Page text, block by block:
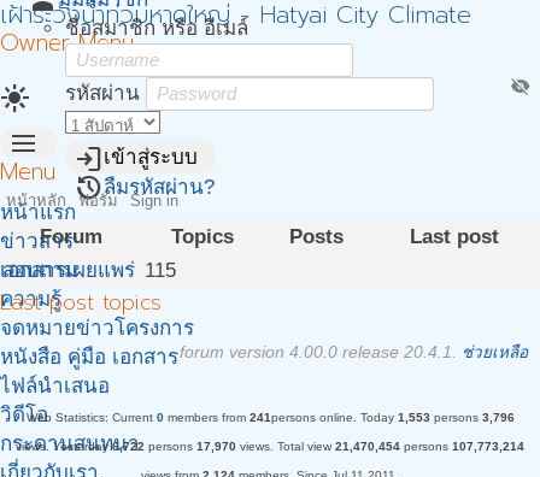
เฝ้าระวังน้ำท่วมหาดใหญ่ - Hatyai City Climate
Owner Menu
light_mode
ชื่อสมาชิก หรือ อีเมล์
รหัสผ่าน visibility_off
loginเข้าสู่ระบบ
restoreลืมรหัสผ่าน?
menu
Menu
หน้าแรก
ข่าวสาร
เอกสารเผยแพร่
ความรู้
จดหมายข่าวโครงการ
หนังสือ คู่มือ เอกสาร
ไฟล์นำเสนอ
วิดีโอ
กระดานสนทนา
เกี่ยวกับเรา.
หน้าหลัก ฟอรั่ม Sign in
Forum Topics Posts
Last post
สอบถาม
115
Last post topics
forum version 4.00.0 release 20.4.1. ช่วยเหลือ
Web Statistics: Current 0members from 241persons online. Today 1,553 persons 3,796
views.Yesterday6,722 persons 17,970 views. Total view 21,470,454 persons 107,773,214